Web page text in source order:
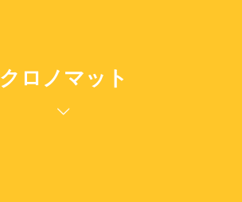
クロノマット